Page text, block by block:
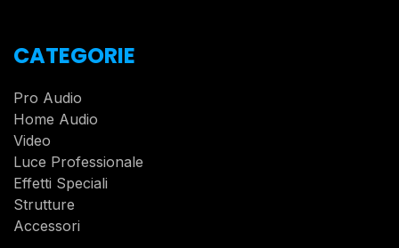
CATEGORIE
Pro Audio
Home Audio
Video
Luce Professionale
Effetti Speciali
Strutture
Accessori